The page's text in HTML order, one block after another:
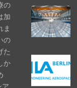
の
加
ま
の
た
か